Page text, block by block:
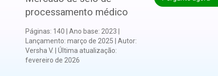
processamento médico
Páginas: 140 Ano base: 2023
Lançamento: março de 2025 Autor:
Versha V.
Última atualização:
fevereiro de 2026